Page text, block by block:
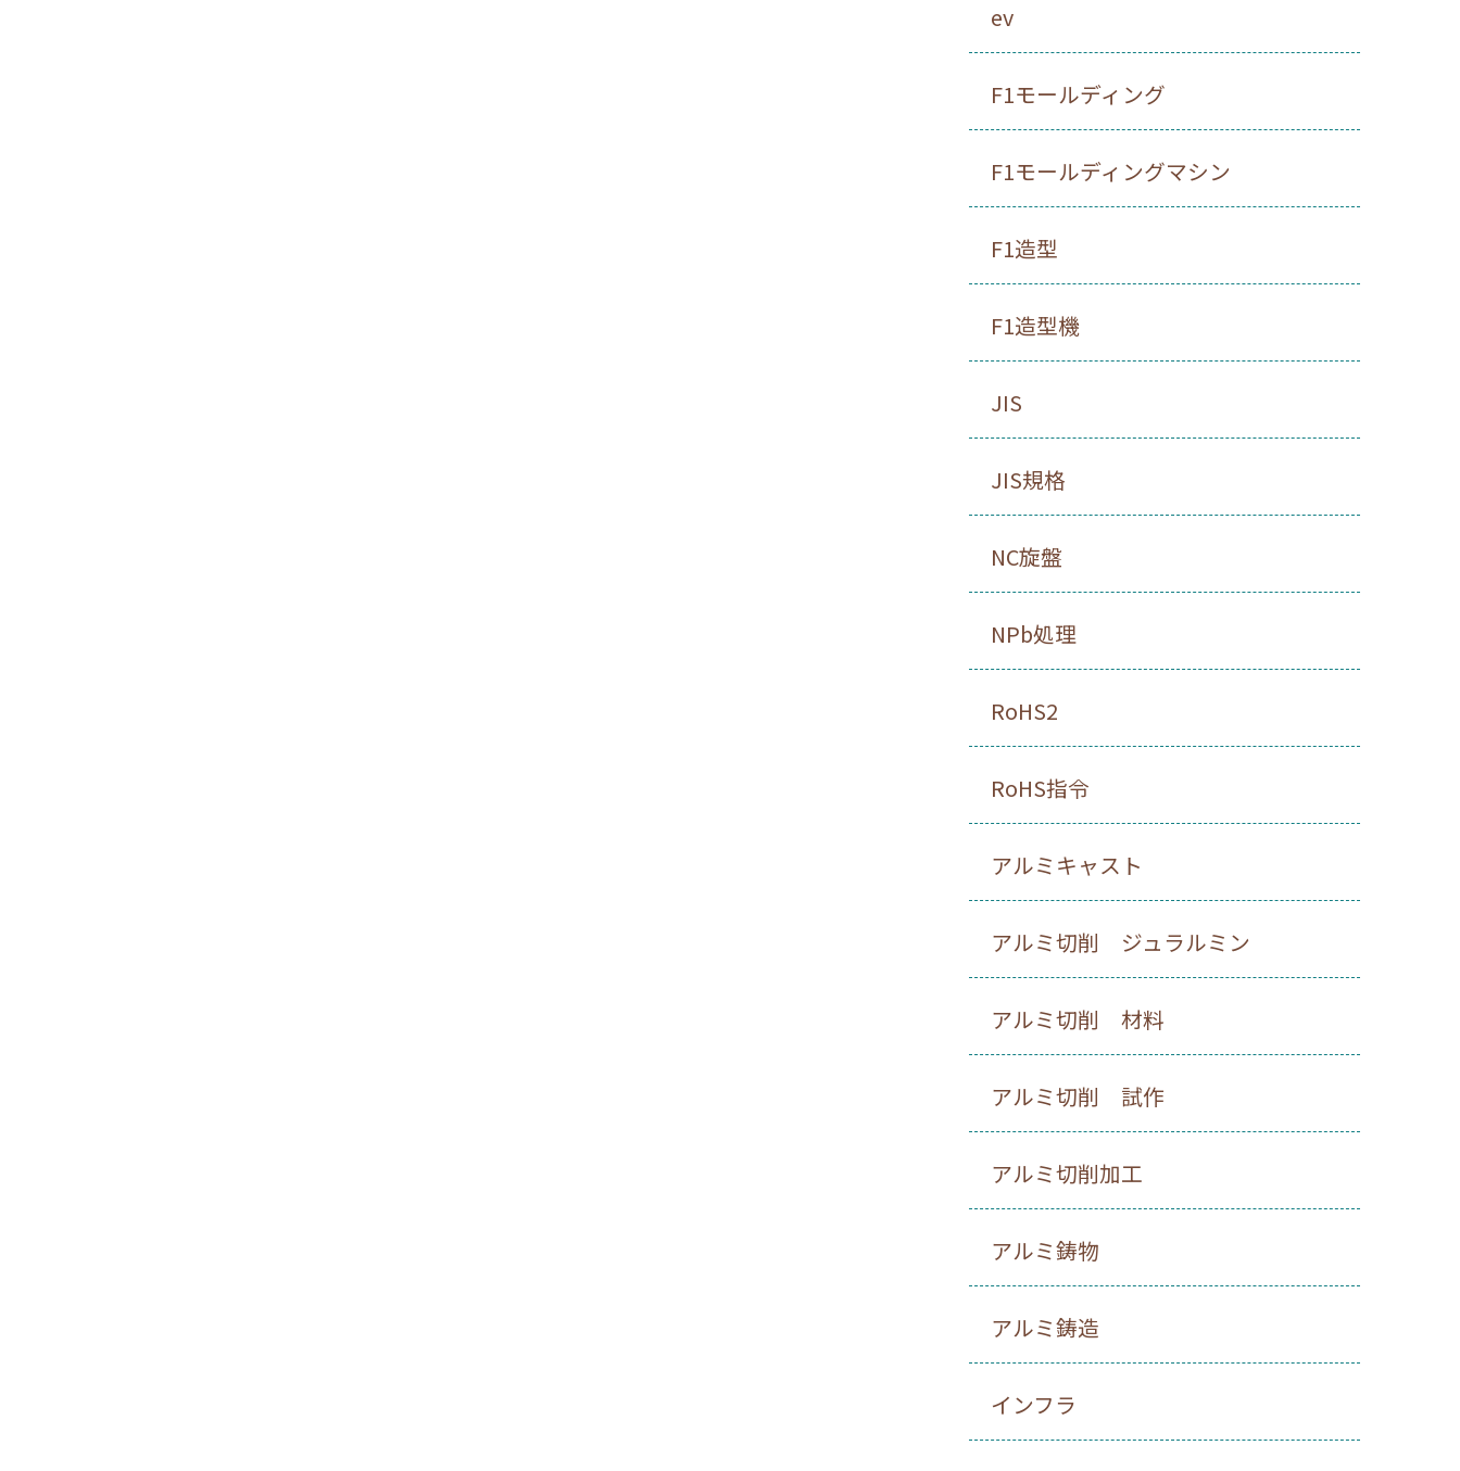
ev
F1モールディング
F1モールディングマシン
F1造型
F1造型機
JIS
JIS規格
NC旋盤
NPb処理
RoHS2
RoHS指令
アルミキャスト
アルミ切削 ジュラルミン
アルミ切削 材料
アルミ切削 試作
アルミ切削加工
アルミ鋳物
アルミ鋳造
インフラ